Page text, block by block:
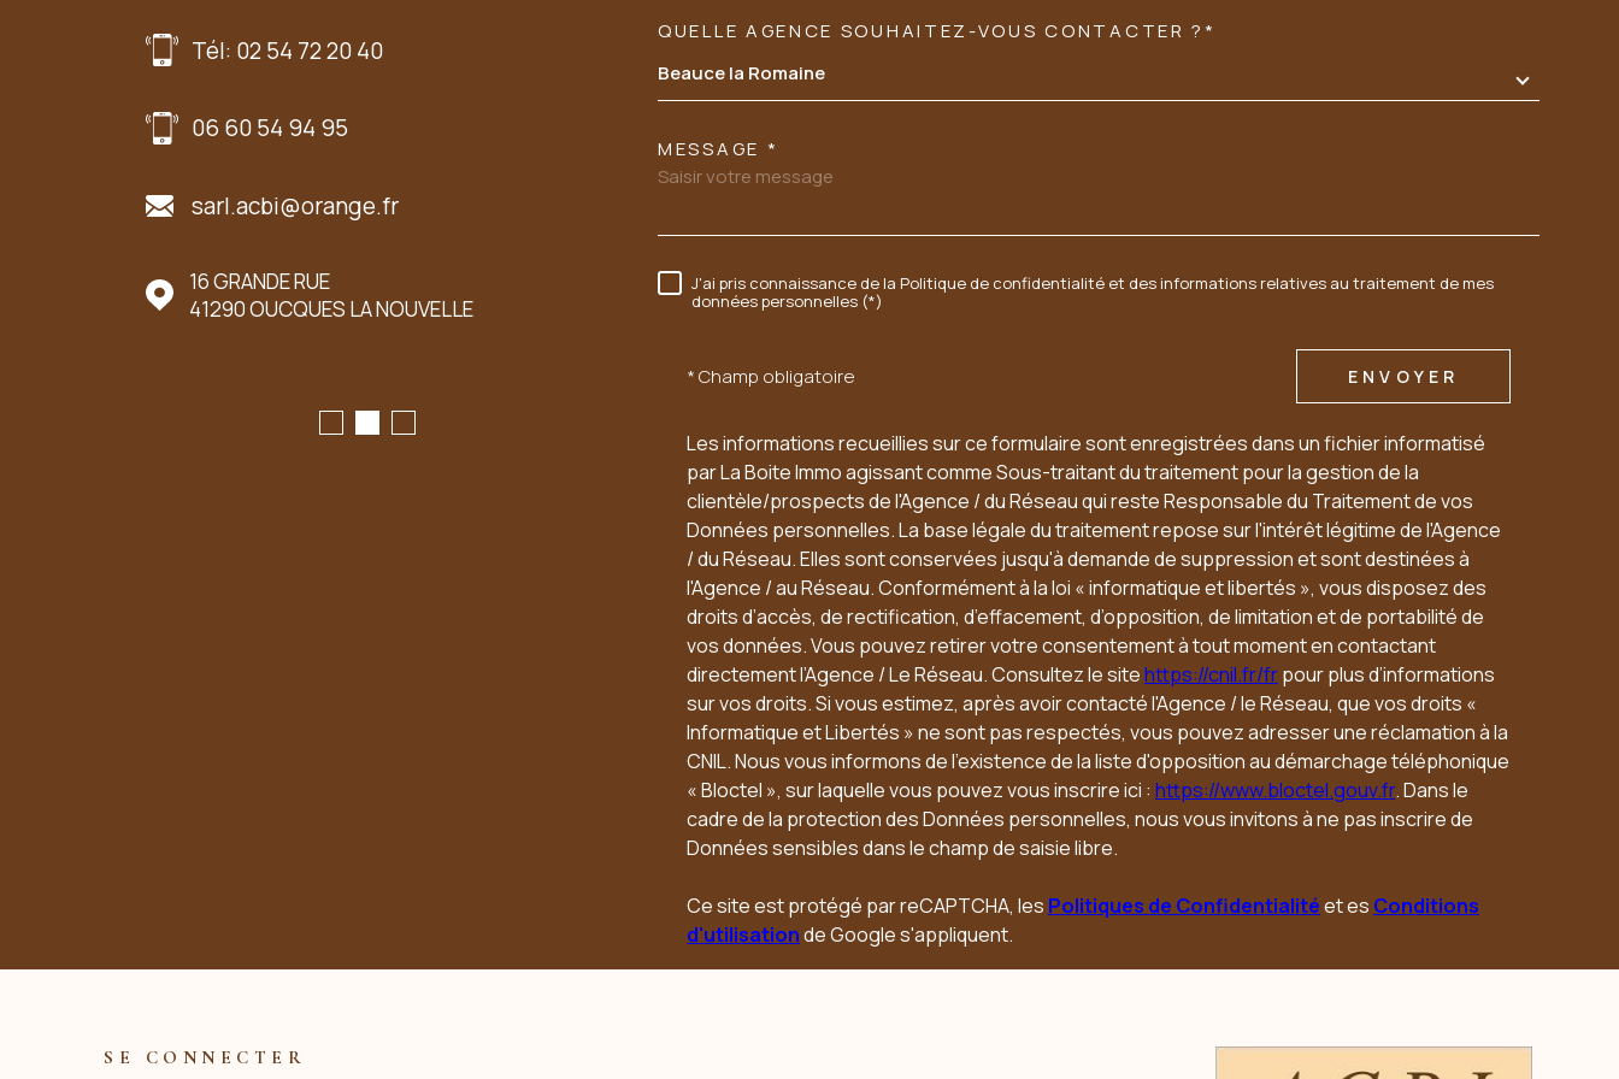
Tél: 02 54 72 20 40
06 60 54 94 95
sarl.acbi@orange.fr
16 GRANDE RUE
41290 OUCQUES LA NOUVELLE
37 FAUBOURG CHARTRAIN
VENDOME
1 PLACE DE L'EGLISE OUZOUER LE MARCHÉ
TRAD_MELTEM_VOREDEMANDE
QUELLE AGENCE SOUHAITEZ-VOUS CONTACTER ?*
Beauce la Romaine
MESSAGE *
RÈGLEMENTATION
J'ai pris connaissance de la Politique de confidentialité et des informations relatives au traitement de mes
données personnelles (*)
* Champ obligatoire ENVOYER
Les informations recueillies sur ce formulaire sont enregistrées dans un fichier informatisé
par La Boite Immo agissant comme Sous-traitant du traitement pour la gestion de la
clientèle/prospects de l'Agence / du Réseau qui reste Responsable du Traitement de vos
Données personnelles. La base légale du traitement repose sur l'intérêt légitime de l'Agence
/ du Réseau. Elles sont conservées jusqu'à demande de suppression et sont destinées à
l'Agence / au Réseau. Conformément à la loi « informatique et libertés », vous disposez des
droits d’accès, de rectification, d’effacement, d’opposition, de limitation et de portabilité de
vos données. Vous pouvez retirer votre consentement à tout moment en contactant
directement l’Agence / Le Réseau. Consultez le sitehttps://cnil.fr/frpour plus d’informations
sur vos droits. Si vous estimez, après avoir contacté l'Agence / le Réseau, que vos droits «
Informatique et Libertés » ne sont pas respectés, vous pouvez adresser une réclamation à la
CNIL. Nous vous informons de l’existence de la liste d'opposition au démarchage téléphonique
« Bloctel », sur laquelle vous pouvez vous inscrire ici : https://www.bloctel.gouv.fr. Dans le
cadre de la protection des Données personnelles, nous vous invitons à ne pas inscrire de
Données sensibles dans le champ de saisie libre.
Ce site est protégé par reCAPTCHA, les Politiques de Confidentialitéet es Conditions
d'utilisationde Google s'appliquent.
SE CONNECTER